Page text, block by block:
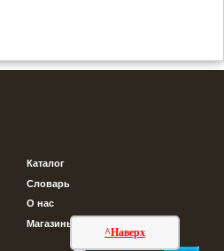
^Наверх
Каталог
Словарь
О нас
Магазины